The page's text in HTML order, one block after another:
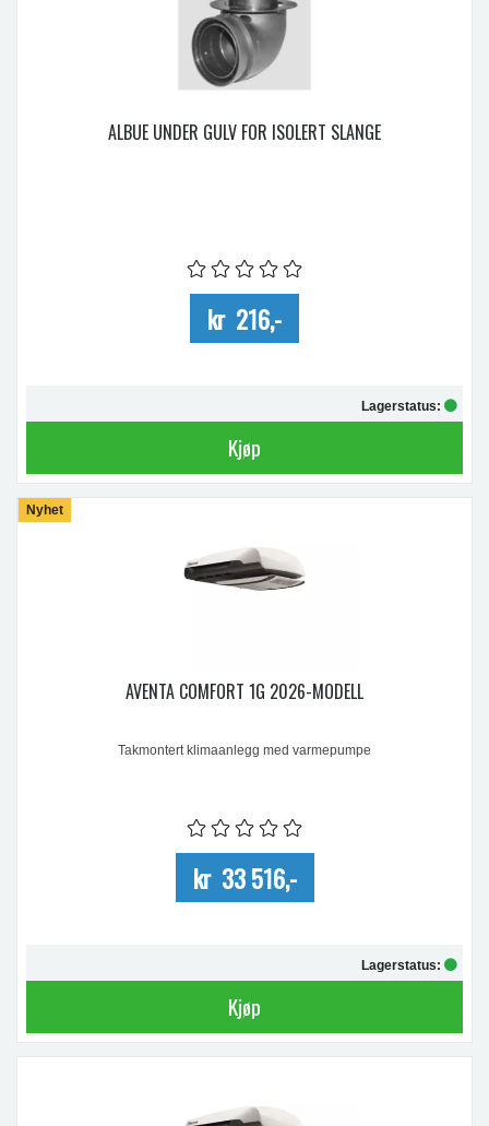
ALBUE UNDER GULV FOR ISOLERT SLANGE
kr 216,-
Lagerstatus:
Kjøp
Nyhet
AVENTA COMFORT 1G 2026-MODELL
Takmontert klimaanlegg med varmepumpe
kr 33 516,-
Lagerstatus:
Kjøp